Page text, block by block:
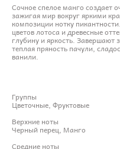
Сочное спелое манго создает
зажигая мир вокруг яркими
композиции нотку
цветов лотоса и древесные
глубину и яркость.
теплая пряность пачули,
ванили.
Группы
Цветочные, Фруктовые
Верхние ноты
Черный перец, Манго
Средние ноты